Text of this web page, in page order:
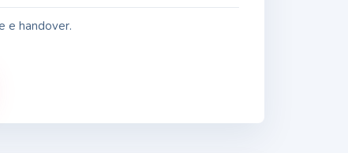
e handover.